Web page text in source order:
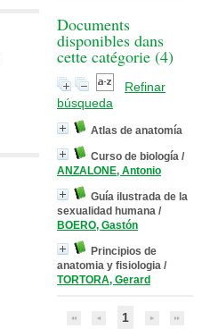
Documents
disponibles dans
cette catégorie (4)
Refinar
búsqueda
Atlas de anatomía
Curso de biología /
ANZALONE, Antonio
Guía ilustrada de la
sexualidad humana /
BOERO, Gastón
Principios de
anatomia y fisiologia /
TORTORA, Gerard
1